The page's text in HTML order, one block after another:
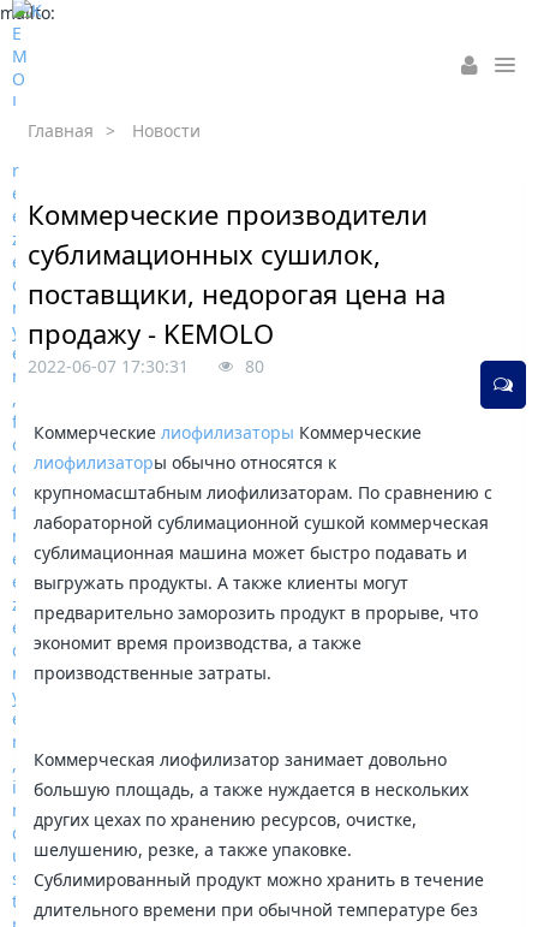
mailto:
Главная > Новости
Коммерческие производители
сублимационных сушилок,
поставщики, недорогая цена на
продажу - KEMOLO
2022-06-07 17:30:31 80
Коммерческиелиофилизаторы Коммерческие
лиофилизаторы обычно относятся к
крупномасштабным лиофилизаторам. По сравнению с
лабораторной сублимационной сушкой коммерческая
сублимационная машина может быстро подавать и
выгружать продукты. А также клиенты могут
предварительно заморозить продукт в прорыве, что
экономит время производства, а также
производственные затраты.
Коммерческая лиофилизатор занимает довольно
большую площадь, а также нуждается в нескольких
других цехах по хранению ресурсов, очистке,
шелушению, резке, а также упаковке.
Сублимированный продукт можно хранить в течение
длительного времени при обычной температуре без